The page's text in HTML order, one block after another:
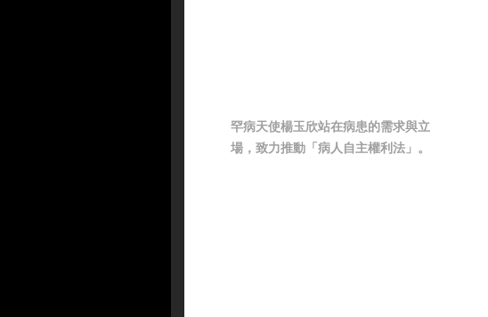
罕病天使楊玉欣站在病患的需求與立
場，致力推動「病人自主權利法」。